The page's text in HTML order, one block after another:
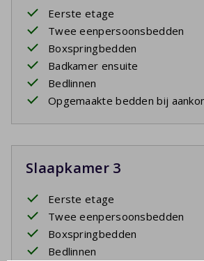
Eerste etage
Twee eenpersoonsbedden
Boxspringbedden
Badkamer ensuite
Bedlinnen
Opgemaakte bedden bij
Slaapkamer 3
Eerste etage
Twee eenpersoonsbedden
Boxspringbedden
Bedlinnen